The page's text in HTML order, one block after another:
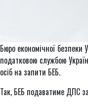
Бюро економічної
податковою службою
осіб на запити БЕБ.
Так, БЕБ подаватиме ДПС